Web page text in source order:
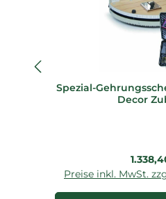
Spezial-
Decor
Preise inkl. MwSt.